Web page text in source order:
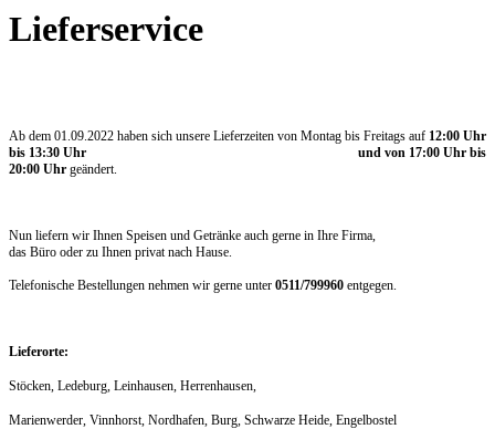
Lieferservice
Ab dem 01.09.2022 haben sich unsere Lieferzeiten von Montag bis Freitags auf 12:00 Uhr
bis 13:30 Uhr und von 17:00 Uhr bis
20:00 Uhr geändert.
Nun liefern wir Ihnen Speisen und Getränke auch gerne in Ihre Firma,
das Büro oder zu Ihnen privat nach Hause.
Telefonische Bestellungen nehmen wir gerne unter 0511/799960 entgegen.
Lieferorte:
Stöcken, Ledeburg, Leinhausen, Herrenhausen,
Marienwerder, Vinnhorst, Nordhafen, Burg, Schwarze Heide, Engelbostel